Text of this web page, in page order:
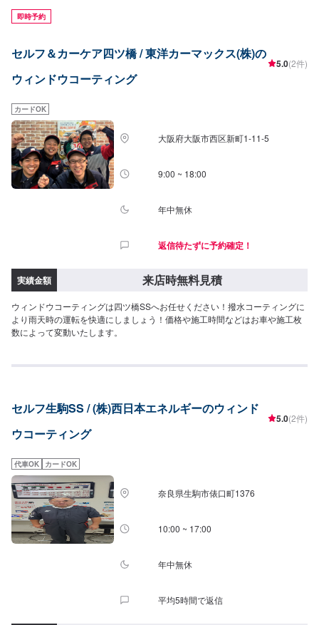
即時予約
セルフ＆カーケア四ツ橋 / 東洋カーマックス(株)の
ウィンドウコーティング
5.0(2件)
カードOK
大阪府大阪市西区新町1-11-5
9:00 ~ 18:00
年中無休
返信待たずに予約確定！
実績金額 来店時無料見積
ウィンドウコーティングは四ツ橋SSへお任せください！撥水コーティングに
より雨天時の運転を快適にしましょう！価格や施工時間などはお車や施工枚
数によって変動いたします。
セルフ生駒SS / (株)西日本エネルギーのウィンド
ウコーティング
5.0(2件)
代車OK カードOK
奈良県生駒市俵口町1376
10:00 ~ 17:00
年中無休
平均5時間で返信